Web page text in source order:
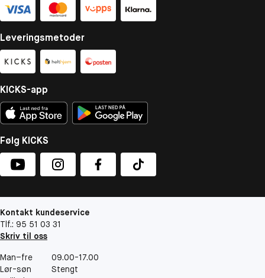
Leveringsmetoder
KICKS-app
Følg KICKS
Kontakt kundeservice
Tlf.: 95 51 03 31
Skriv til oss
Man–fre
09.00-17.00
Lør-søn
Stengt